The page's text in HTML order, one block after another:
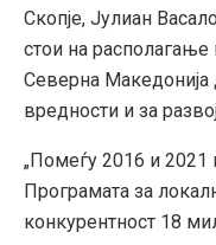
Скопје, Јулиан
стои на
Северна Македонија
вредности и за
„Помеѓу 2016 и 2021
Програмата за
конкурентност 18